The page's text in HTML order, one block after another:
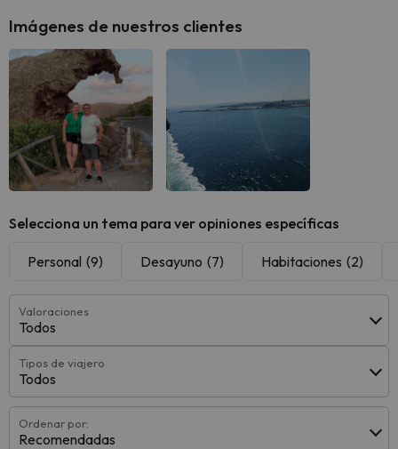
Imágenes de nuestros clientes
Selecciona un tema para ver opiniones específicas
Personal (9) Desayuno (7) Habitaciones (2)
Valoraciones
Todos
Tipos de viajero
Todos
Ordenar por:
Recomendadas